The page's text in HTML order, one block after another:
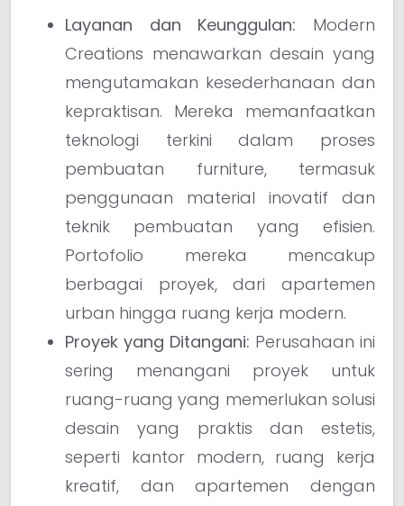
Layanan dan Keunggulan: Modern
Creations menawarkan desain yang
mengutamakan kesederhanaan dan
kepraktisan. Mereka memanfaatkan
teknologi terkini dalam proses
pembuatan furniture, termasuk
penggunaan material inovatif dan
teknik pembuatan yang efisien.
Portofolio mereka mencakup
berbagai proyek, dari apartemen
urban hingga ruang kerja modern.
Proyek yang Ditangani: Perusahaan ini
sering menangani proyek untuk
ruang-ruang yang memerlukan solusi
desain yang praktis dan estetis,
seperti kantor modern, ruang kerja
kreatif, dan apartemen dengan